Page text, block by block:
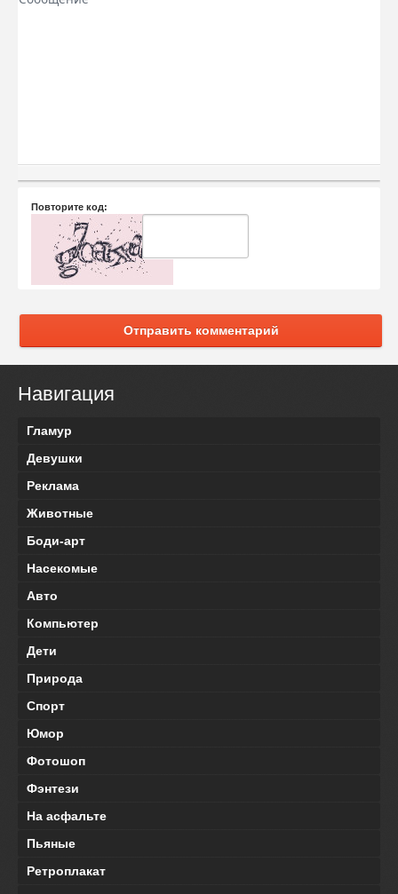
Повторите код:
Отправить комментарий
Навигация
Гламур
Девушки
Реклама
Животные
Боди-арт
Насекомые
Авто
Компьютер
Дети
Природа
Спорт
Юмор
Фотошоп
Фэнтези
На асфальте
Пьяные
Ретроплакат